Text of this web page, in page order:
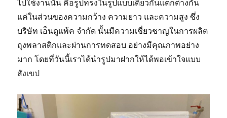
ไปใช้งานนั้น คือรูปทรงในรูปแบบเดียวกันแตกต่างกัน
แค่ในส่วนของความกว้าง ความยาว และความสูง ซึ่ง
บริษัท เอ็นดูแพ้ค จำกัด นั้นมีความเชี่ยวชาญในการผลิต
ถุงพลาสติกและผ่านการทดสอบ อย่างมีคุณภาพอย่าง
มาก โดยที่วันนี้เราได้นำรูปมาฝากให้ได้พอเข้าใจแบบ
สังเขป